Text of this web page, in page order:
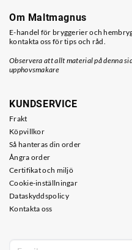
Om Maltmagnus
E-handel för bryggerier och
kontakta oss för tips och råd.
Observera att allt material på denna
upphovsmakare
KUNDSERVICE
Frakt
Köpvillkor
Så hanteras din order
Ångra order
Certifikat och miljö
Cookie-inställningar
Dataskyddspolicy
Kontakta oss